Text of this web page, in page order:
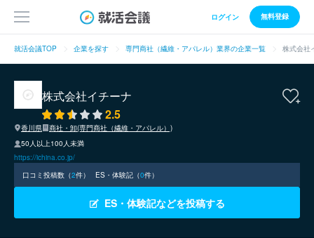
ログイン 無料登録
就活会議TOP 企業を探す 専門商社（繊維・アパレル）業界の企業一覧 株式会社
株式会社イチーナ
2.5
香川県
商社・卸(専門商社（繊維・アパレル）)
50人以上100人未満
https://ichina.co.jp/
口コミ投稿数（2件） ES・体験記（0件）
ES・体験記などを投稿する